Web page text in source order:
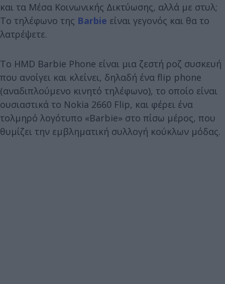
και τα Μέσα Κοινωνικής Δικτύωσης, αλλά με στυλ;
To τηλέφωνο της Barbie είναι γεγονός και θα το
λατρέψετε.
Το HMD Barbie Phone είναι μια ζεστή ροζ συσκευή
που ανοίγει και κλείνει, δηλαδή ένα flip phone
(αναδιπλούμενο κινητό τηλέφωνο), το οποίο είναι
ουσιαστικά το Nokia 2660 Flip, και φέρει ένα
τολμηρό λογότυπο «Barbie» στο πίσω μέρος, που
θυμίζει την εμβληματική συλλογή κούκλων μόδας.